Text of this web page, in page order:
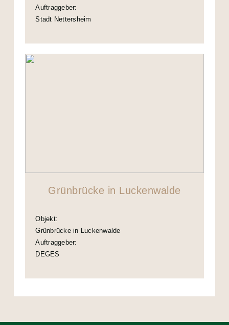
Auftraggeber:
Stadt Nettersheim
Grünbrücke in Luckenwalde
Objekt:
Grünbrücke in Luckenwalde
Auftraggeber:
DEGES